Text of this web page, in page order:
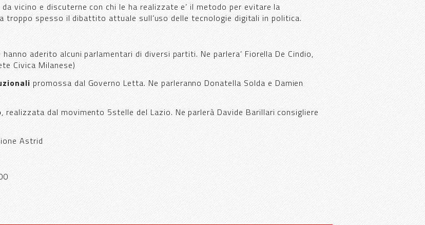
vicino e discuterne con chi le ha realizzate e’ il metodo per evitare la
troppo spesso il dibattito attuale sull’uso delle tecnologie digitali in politica.
hanno aderito alcuni parlamentari di diversi partiti. Ne parlera’ Fiorella De Cindio,
Civica Milanese)
promossa dal Governo Letta. Ne parleranno Donatella Solda e Damien
, realizzata dal movimento 5stelle del Lazio. Ne parlerà Davide Barillari consigliere
Astrid